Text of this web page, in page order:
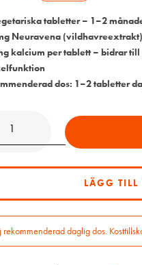
tabletter – 1–2
Neuravena
kalcium per tablett – bidrar
dos: 1–2 tabletter
LÄGG
daglig dos.